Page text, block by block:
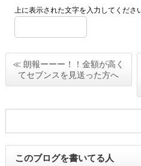
上に表示された文字を入力してくださ
≪ 朗報ーーー！！金額が高く
てセブンスを見送った方へ
このブログを書いてる人